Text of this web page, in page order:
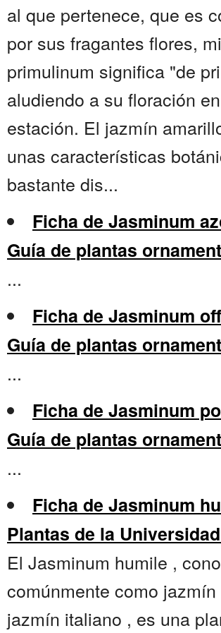
al que pertenece, que es
por sus fragantes flores,
primulinum significa "de
aludiendo a su floración
estación. El jazmín
unas características
bastante dis...
Ficha de Jasminum
Guía de plantas
...
Ficha de Jasminum
Guía de plantas
...
Ficha de Jasminum
Guía de plantas
...
Ficha de Jasminum
Plantas de la
El Jasminum humile ,
comúnmente como
jazmín italiano , es una